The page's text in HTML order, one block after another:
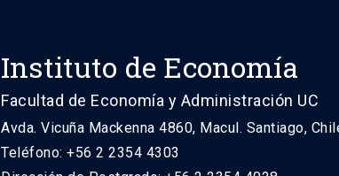
Instituto de Economía
Facultad de Economía y Administración UC
Avda. Vicuña Mackenna 4860, Macul. Santiago,
Teléfono: +56 2 2354 4303